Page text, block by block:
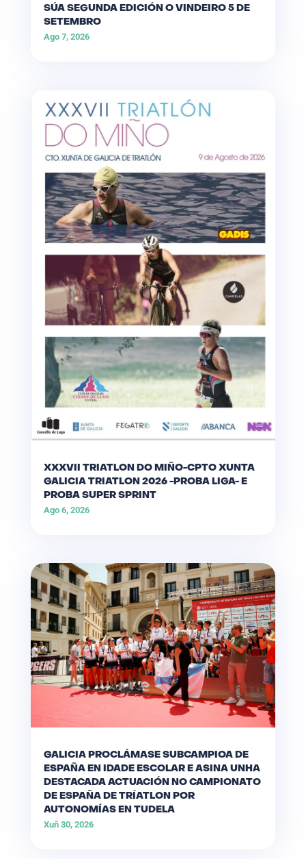
SÚA SEGUNDA EDICIÓN O VINDEIRO 5 DE
SETEMBRO
Ago 7, 2026
XXXVII TRIATLON DO MIÑO-CPTO XUNTA
GALICIA TRIATLON 2026 -PROBA LIGA- E
PROBA SUPER SPRINT
Ago 6, 2026
GALICIA PROCLÁMASE SUBCAMPIOA DE
ESPAÑA EN IDADE ESCOLAR E ASINA UNHA
DESTACADA ACTUACIÓN NO CAMPIONATO
DE ESPAÑA DE TRÍATLON POR
AUTONOMÍAS EN TUDELA
Xuñ 30, 2026